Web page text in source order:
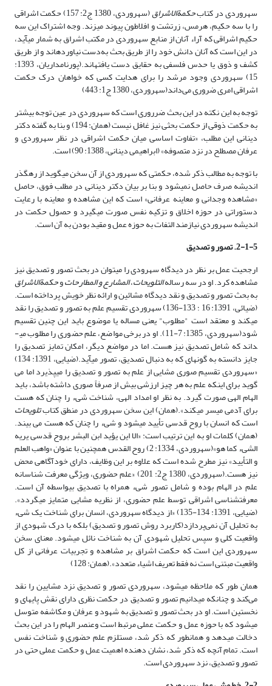
سهروردی در کتابحکمةالاشراق (سهروردی، 1380 ج2: 157) حکمت اشراقی
را با سه حکیم، هرمس، زرتشت و افلاطون پیوند می­زند. وجه اشتراک این سه
حکیم اشراقی که آراء آنان از منابع سهروردی در مکتب اشراق به شمار می­آید،
در این است که آنان دانش خود را از طریق بحث به‌دست نیاورده­اند و از طریق
کشف و ذوق یا حدس فلسفی به حقایق دست یافته­اند.(پورنامداریان، 1393:
15) سهروردی وجود مرشد را برای هدایت کسی که خواهان درک حکمت
اشراقی امری ضروری می‌داند(سهروردی، 1380 ج1: 443)
توجه به این نکته در این بحث ضرروری است که سهروردی در عین توجه بیشتر
به حکمت ذوقی از حکمت بحثی نیز غافل نیست (همان: 194) و بنا به گفته دکتر
دینانی این مطلب، «تفاوت اساسی میان حکمت اشراقی در نظر سهروردی و
عرفان مصطلح در نزد متصوفه» (ابراهیمی دینانی، 1388: 90) است.
با توجه به مطالب ذکر شده، حکمتی که سهروردی از آن سخن می­گوید از رهگذر
اندیشه صرف حاصل نمی­شود و بنا بر بیان دکتر دینانی در مطلب فوق، حاصل
«مشاهده وجدانی و معاینه عرفانی» است که این مشاهده و معاینه با رعایت
دستوراتی در حوزه اخلاق و تزکیه نفس صورت می­گیرد و حصول حکمت در
اندیشه سهروردی نیازمند التفات به حوزه عمل و مقید بودن به آن است.
2-1-5. تصور و تصدیق
ارجحیت عمل بر نظر در دیدگاه سهرودی را می­توان در بحث تصور و تصدیق نیز
مشاهده کرد. او در سه رسالهالتلویحات،المشارع و المطارحاتوحکمة­الاشراق
به بحث تصور و تصدیق و نقد دیدگاه مشائین و ارائه نظر خویش پرداخته است.
(ضیائی، 1391: 16 ؛ 133-136) سهروردی تقسیم علم به تصور و تصدیق را نقد
می­کند و معتقد است "مطلوب" یعنی مساله یا موضوع باید این چنین تقسیم
شود(سهروردی، 1385: 7-11). او در برخی مواضع، علم حضوری را مطلوب می­
داند که شامل تصدیق نیز هست. اما در مواضع دیگر، امکان تمایز تصدیق را
جایز دانسته به گونه­ای که به دنبال تصدیق، تصور می­آید.(ضیایی، 1391: 134)
«سهروردی تقسیم صوری مشایی از علم به تصور و تصدیق را می­پذیرد اما می
گوید برای اینکه علم به هر چیز ارزشی بیش از صرفاً صوری داشته باشد، باید
الهام الهی صورت گیرد. به نظر او امداد الهی، شناخت شیء را چنان که هست
برای آدمی میسر می­کند».(همان) این سخن سهروردی در منطق کتابتلویحات
است که انسان با روح قدسی تأیید می­شود و شیء را چنان که هست می بیند.
(همان) کلمات او به این ترتیب است: «الا این یؤید ابن البشر بروح قدسی یریه
الشیء کما هو»(سهروردی، 1334: 2) روح القدس همچنین با عنوان «واهب العلم
و التأیید» نیز مطرح شده است که علاوه بر این وظایف، دارای خودآگاهی محض
نیز هست.(سهروردی، 1380 ج2: 201) «علم حضوری، ویژگی معرفت شناسانه
علم در الهام بوده و شامل تصور شیء همراه با تصدیق بی­واسطه آن است.
معرفت­شناسی اشراقی توسط علم حضوری، از نظریه مشایی متمایز می­گردد».
(ضیایی، 1391: 134-135) «از دیدگاه سهروردی، انسان برای شناخت یک شیء
به تحلیل آن نمی‌پردازد(کاربرد روش تصور و تصدیق) بلکه با درک شهودی از
واقعیت کلی و سپس تحلیل شهودی آن به شناخت نائل می­شود. معنای سخن
سهروردی این است که حکمت اشراق بر مشاهده و تجربیات عرفانی از کل
واقعیت مبتنی است نه فقط تعریف اشیاء متعدد».(همان: 128)
همان طور که ملاحظه می­شود، سهروردی تصور و تصدیق نزد مشایین را نقد
می‌کند و چنانکه می­دانیم تصور و تصدیق در حکمت نظری دارای نقش پایه­ای و
نخستین است. او در بحث تصور و تصدیق به شهود و عرفان و مکاشفه متوسل
می­شود که با حوزه عمل و حکمت عملی مرتبط است وعنصر الهام را در این بحث
دخالت می­دهد و همان­طور که ذکر شد، مستلزم علم حضوری و شناخت نفس
است. تمام آنچه که ذکر شد، نشان دهنده اهمیت عمل و حکمت عملی حتی در
تصور و تصدیق، نزد سهروردی است.